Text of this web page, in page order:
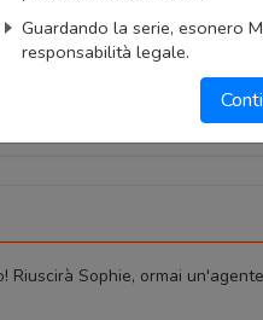
Guardando la serie, esonero
responsabilità legale.
capitolo
Primo
Riuscirà Sophie, ormai